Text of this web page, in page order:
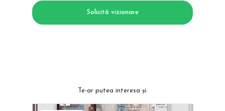
Solicită vizionare
Te-ar putea interesa și: